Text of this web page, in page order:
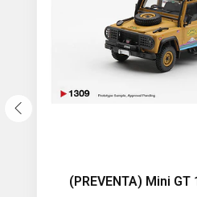
(PREVENTA) Mini